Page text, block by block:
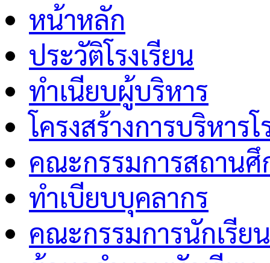
หน้าหลัก
ประวัติโรงเรียน
ทำเนียบผู้บริหาร
โครงสร้างการบริหารโ
คณะกรรมการสถาน
ทำเบียบบุคลากร
คณะกรรมการนักเรียน